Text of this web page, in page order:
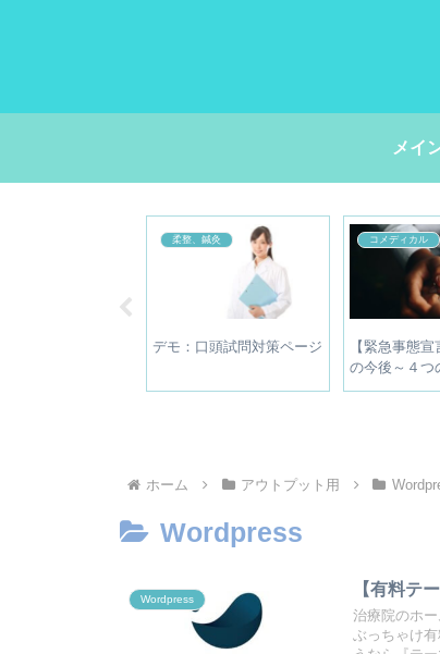
メイ
柔整、鍼灸
デモ：口頭試問対策ページ
コメディカル
【緊急事態
の今後～４つ
【奉仕の精神
ホーム アウトプット用
Wordpress
Wordpress
【有料テ
治療院のホ
ぶっちゃけ